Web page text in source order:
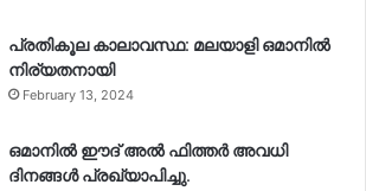
പ്രതികൂല കാലാവസ്ഥ: മലയാളി ഒമാനിൽ
നിര്യതനായി
February 13, 2024
ഒമാനിൽ ഈദ് അൽ ഫിത്തർ അവധി
ദിനങ്ങൾ പ്രഖ്യാപിച്ചു.